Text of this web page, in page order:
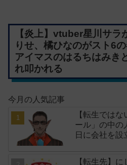
【炎上】vtuber星川サラ
りせ、橘ひなのがスト6
アイマスのはるちはみき
れ叩かれる
今月の人気記事
【転生では
ール」の中の
日に会社を設
【転生先】